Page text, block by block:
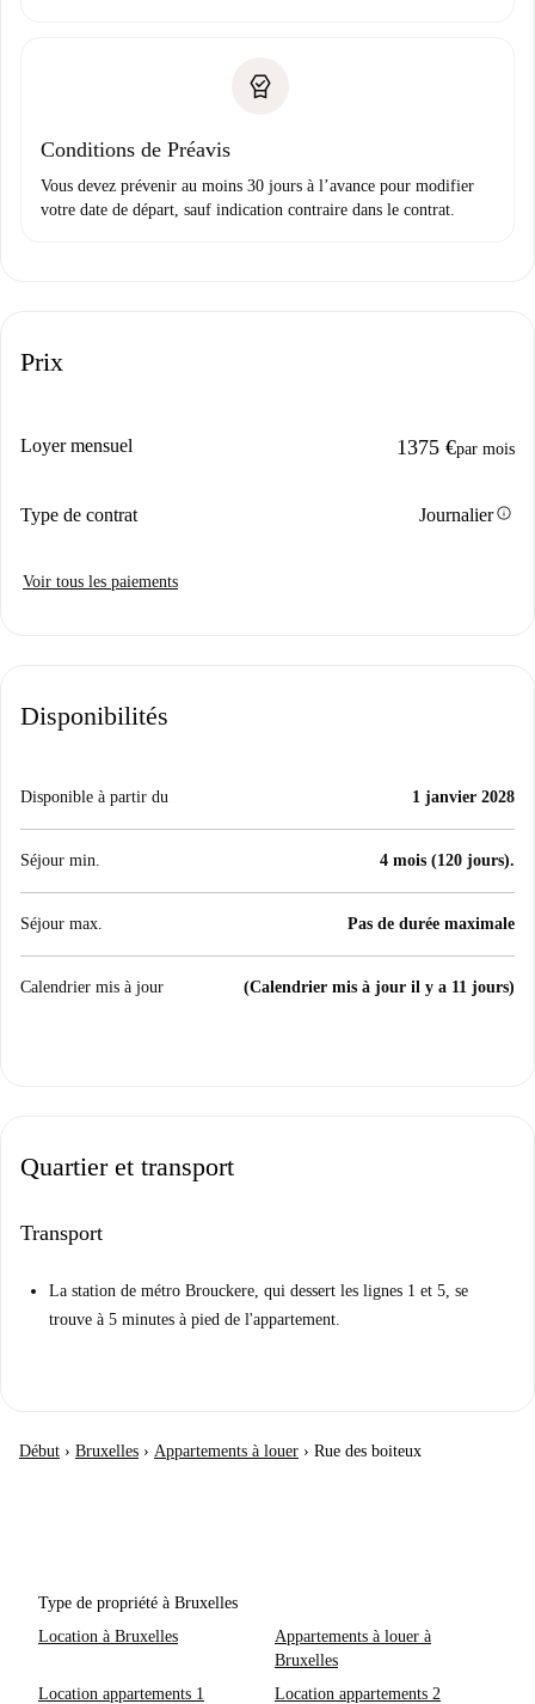
Conditions de Préavis
Vous devez prévenir au moins 30 jours à l’avance pour modifier
votre date de départ, sauf indication contraire dans le contrat.
Prix
Loyer mensuel 1375 €par mois
Type de contrat Journalierinfo
Voir tous les paiements
Disponibilités
Disponible à partir du 1 janvier 2028
Séjour min. 4 mois (120 jours).
Séjour max. Pas de durée maximale
Calendrier mis à jour (Calendrier mis à jour il y a 11 jours)
Quartier et transport
Transport
La station de métro Brouckere, qui dessert les lignes 1 et 5, se
trouve à 5 minutes à pied de l'appartement.
Début › Bruxelles › Appartements à louer › Rue des boiteux
Type de propriété à Bruxelles
Location à Bruxelles
Appartements à louer à
Bruxelles
Location appartements 1
Location appartements 2